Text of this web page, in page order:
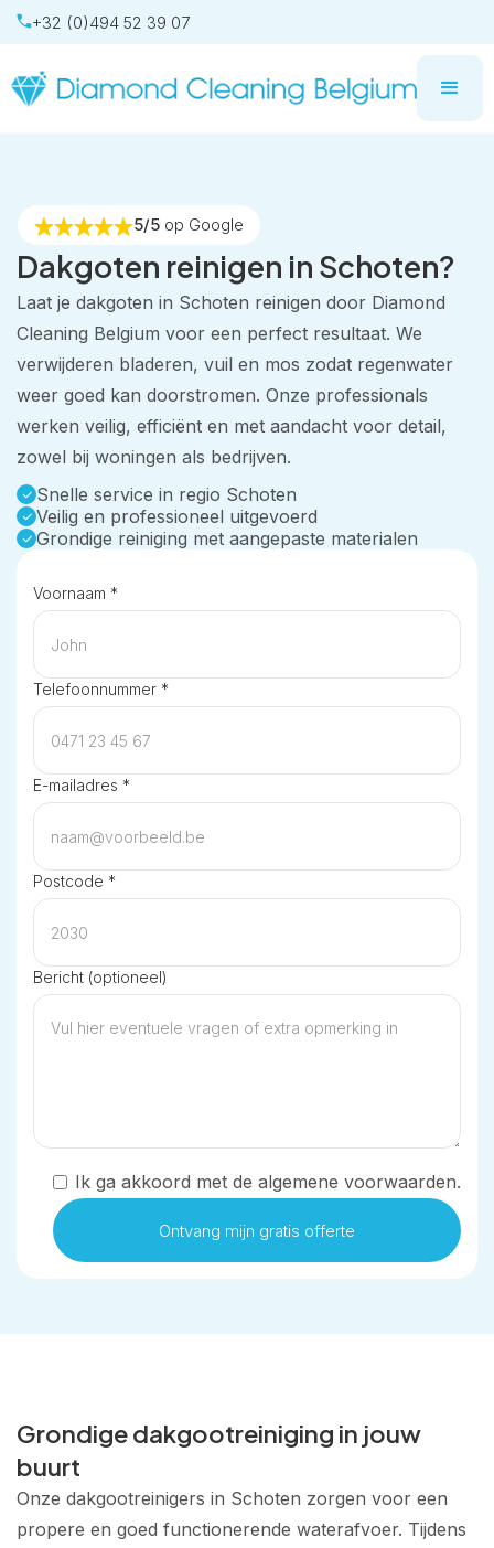
+32 (0)494 52 39 07
5/5 op Google
Dakgoten reinigen in Schoten?
Laat je dakgoten in Schoten reinigen door Diamond
Cleaning Belgium voor een perfect resultaat. We
verwijderen bladeren, vuil en mos zodat regenwater
weer goed kan doorstromen. Onze professionals
werken veilig, efficiënt en met aandacht voor detail,
zowel bij woningen als bedrijven.
Snelle service in regio Schoten
Veilig en professioneel uitgevoerd
Grondige reiniging met aangepaste materialen
Voornaam *
Telefoonnummer *
E-mailadres *
Postcode *
Bericht (optioneel)
Ik ga akkoord met de algemene voorwaarden.
Grondige dakgootreiniging in jouw
buurt
Onze dakgootreinigers in Schoten zorgen voor een
propere en goed functionerende waterafvoer. Tijdens